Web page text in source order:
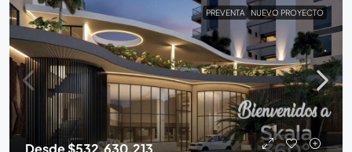
PREVENTA NUEVO PROYECTO